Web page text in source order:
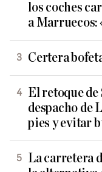
los coches
a Marruecos:
Certera
El retoque de
despacho de
pies y evitar
La carretera